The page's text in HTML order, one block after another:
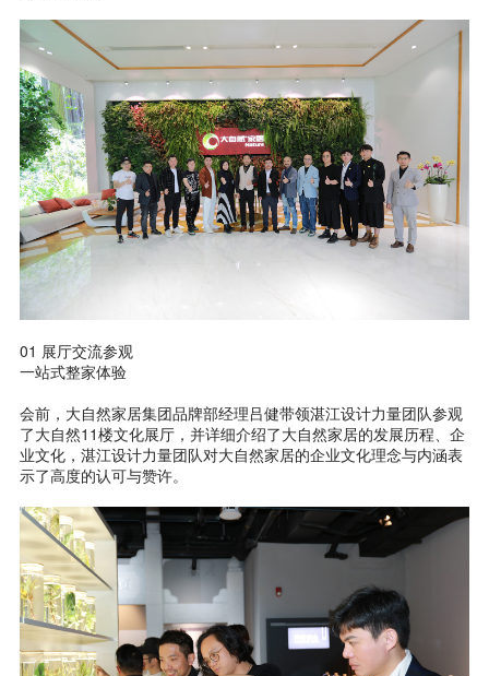
01 展厅交流参观
一站式整家体验
会前，大自然家居集团品牌部经理吕健带领湛江设计力量团队参观
了大自然11楼文化展厅，并详细介绍了大自然家居的发展历程、企
业文化，湛江设计力量团队对大自然家居的企业文化理念与内涵表
示了高度的认可与赞许。